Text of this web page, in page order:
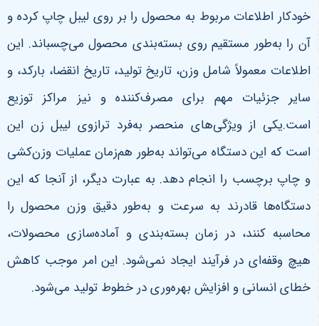
خودکار اطلاعات مربوط به محصول را بر روی لیبل چاپ کرده و
آن را به‌طور مستقیم روی بسته‌بندی محصول می‌چسباند. این
اطلاعات معمولاً شامل وزن، تاریخ تولید، تاریخ انقضا، بارکد، و
سایر جزئیات مهم برای مصرف‌کننده و نیز مراکز توزیع
است.یکی از ویژگی‌های منحصر به‌فرد ترازوی لیبل زن این
است که این دستگاه می‌تواند به‌طور هم‌زمان عملیات وزن‌کشی
و چاپ برچسب را انجام دهد. به عبارت دیگر، از آنجا که این
دستگاه‌ها قادرند به سرعت و به‌طور دقیق وزن محصول را
محاسبه کنند، در زمان بسته‌بندی و آماده‌سازی محصولات،
هیچ وقفه‌ای در فرآیند ایجاد نمی‌شود. این امر موجب کاهش
خطای انسانی و افزایش بهره‌وری در خطوط تولید می‌شود.